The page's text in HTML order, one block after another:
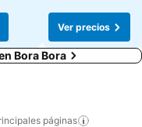
Ver precios
Bora Bora
páginas